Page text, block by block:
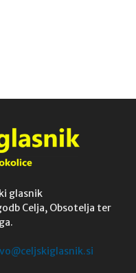
glasnik
Celja, Obsotelja ter